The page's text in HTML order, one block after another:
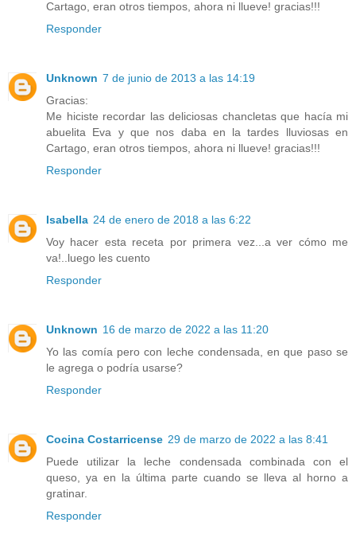
Cartago, eran otros tiempos, ahora ni llueve! gracias!!!
Responder
Unknown 7 de junio de 2013 a las 14:19
Gracias:
Me hiciste recordar las deliciosas chancletas que hacía mi
abuelita Eva y que nos daba en la tardes lluviosas en
Cartago, eran otros tiempos, ahora ni llueve! gracias!!!
Responder
Isabella 24 de enero de 2018 a las 6:22
Voy hacer esta receta por primera vez...a ver cómo me
va!..luego les cuento
Responder
Unknown 16 de marzo de 2022 a las 11:20
Yo las comía pero con leche condensada, en que paso se
le agrega o podría usarse?
Responder
Cocina Costarricense 29 de marzo de 2022 a las 8:41
Puede utilizar la leche condensada combinada con el
queso, ya en la última parte cuando se lleva al horno a
gratinar.
Responder